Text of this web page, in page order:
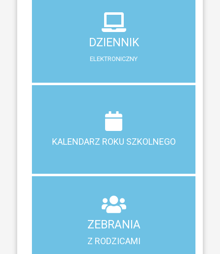
DZIENNIK
ELEKTRONICZNY
DZIENNIK
ELEKTRONICZNY
System zewnętrzny do śledzenia postępów w nauce
KALENDARZ ROKU SZKOLNEGO
KALENDARZ ROKU SZKOLNEGO
Terminy ferii, matur, zebrań i klasyfikacji
ZEBRANIA
Z RODZICAMI
Z RODZICAMI
Harmonogram spotkań i konsultacji z rodzicami